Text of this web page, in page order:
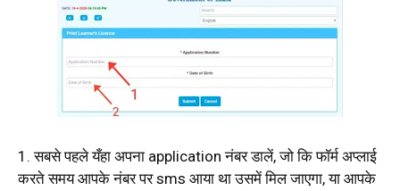
1. सबसे पहले यँहा अपना application नंबर डालें, जो कि फॉर्म अप्लाई
करते समय आपके नंबर पर sms आया था उसमें मिल जाएगा, या आपके